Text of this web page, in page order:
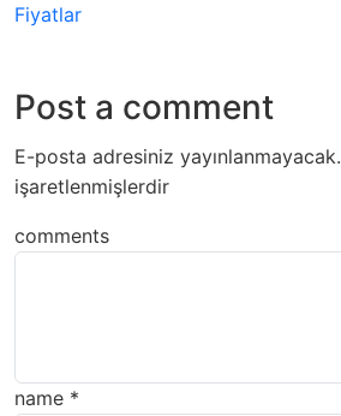
Fiyatlar
Post a comment
E-posta adresiniz yayınlanmayacak.
işaretlenmişlerdir
comments
name *